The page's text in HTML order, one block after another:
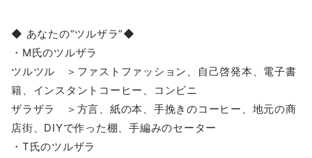
◆ あなたの“ツルザラ”◆
・M氏のツルザラ
ツルツル ＞ファストファッション、自己啓発本、電子書
籍、インスタントコーヒー、コンビニ
ザラザラ ＞方言、紙の本、手挽きのコーヒー、地元の商
店街、DIYで作った棚、手編みのセーター
・T氏のツルザラ